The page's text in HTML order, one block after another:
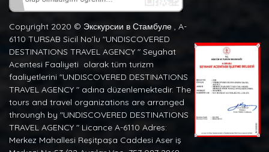
Copyright 2020 ©️ Экскурсии в Стамбуле , A-
6110 TURSAB Sicil No’lu "UNDISCOVERED
DESTINATIONS TRAVEL AGENCY " Seyahat
Acentesi Faaliyeti olarak tüm turizm
faaliyetlerini "UNDISCOVERED DESTINATIONS
TRAVEL AGENCY " adına düzenlemektedir. The
tours and travel organizations are arranged
throungh by "UNDISCOVERED DESTINATIONS
TRAVEL AGENCY " Licance A-6110 Adres:
Merkez Mahallesi Reşitpaşa Caddesi Aser iş